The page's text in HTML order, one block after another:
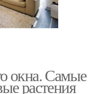
окна. Самые
растения